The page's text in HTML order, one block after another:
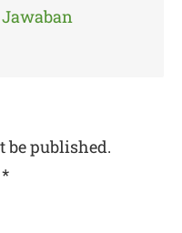
be published.
*